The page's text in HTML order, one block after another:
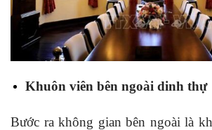
Khuôn viên bên ngoài dinh thự
Bước ra không gian bên ngoài là